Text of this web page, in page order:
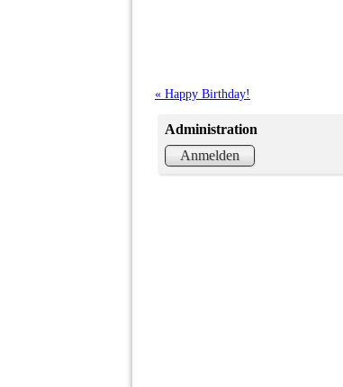
« Happy Birthday!
Administration
Anmelden